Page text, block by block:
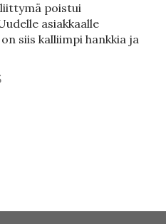
poistui
asiakkaalle
siis kalliimpi hankkia ja
Blogger